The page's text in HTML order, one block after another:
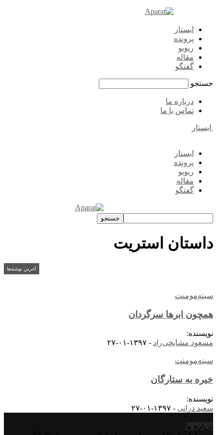
ایستار
پرونده
ریویو
مقاله
گفتگو
جستجو
درباره ما
تماس با ما
ایستار
ایستار
پرونده
ریویو
مقاله
گفتگو
داستان استریت
آخرین نوشته‌ها
سینه‌مومنت
همچون ابرها سرگردان
نویسنده:
مسعود مشایخی‌راد - ۱۳۹۷-۰۱-۲۷
سینه‌مومنت
خیره به ستارگان
نویسنده:
سعید درانی - ۱۳۹۷-۰۱-۲۷
درباره‌ ما